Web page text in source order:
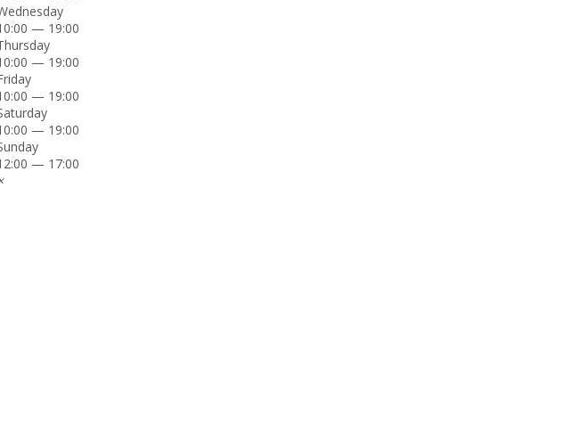
— 19:00
— 19:00
— 19:00
— 19:00
— 17:00